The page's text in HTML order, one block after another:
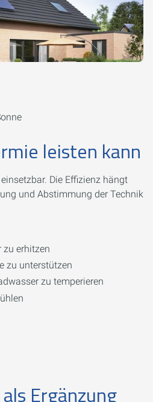
leisten kann
Die Effizienz hängt
und Abstimmung der Technik
zu erhitzen
zu unterstützen
zu temperieren
Ergänzung